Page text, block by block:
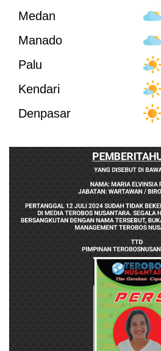
Medan
Manado
Palu
Kendari
Denpasar